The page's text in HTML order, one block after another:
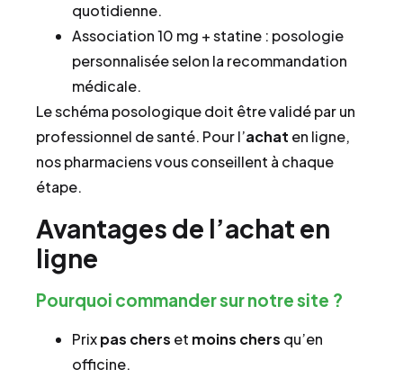
quotidienne.
Association 10 mg + statine : posologie
personnalisée selon la recommandation
médicale.
Le schéma posologique doit être validé par un
professionnel de santé. Pour l’achat en ligne,
nos pharmaciens vous conseillent à chaque
étape.
Avantages de l’achat en
ligne
Pourquoi commander sur notre site ?
Prixpas chers et moins chers qu’en
officine.